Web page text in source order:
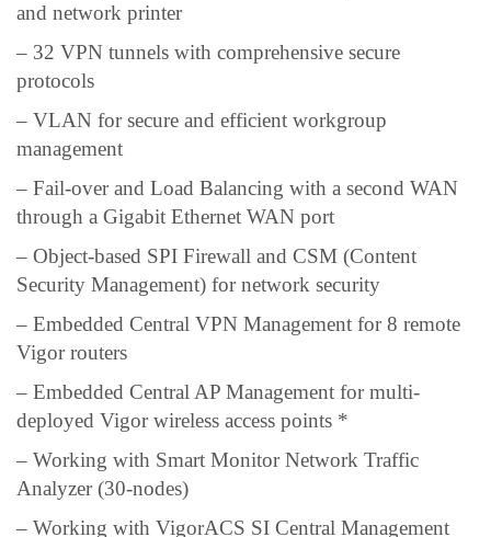
and network printer
– 32 VPN tunnels with comprehensive secure
protocols
– VLAN for secure and efficient workgroup
management
– Fail-over and Load Balancing with a second WAN
through a Gigabit Ethernet WAN port
– Object-based SPI Firewall and CSM (Content
Security Management) for network security
– Embedded Central VPN Management for 8 remote
Vigor routers
– Embedded Central AP Management for multi-
deployed Vigor wireless access points *
– Working with Smart Monitor Network Traffic
Analyzer (30-nodes)
– Working with VigorACS SI Central Management